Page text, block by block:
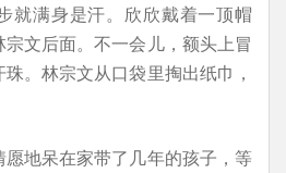
就满身是汗。欣欣戴着一顶帽
文后面。不一会儿，额头上冒
。林宗文从口袋里掏出纸巾，
地呆在家带了几年的孩子，等